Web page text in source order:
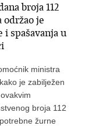
broja 112
je
spašavanja u
ministra
je zabilježen
broja 112
žurne